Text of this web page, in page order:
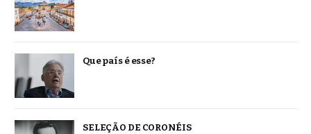
Que país é esse?
SELEÇÃO DE CORONÉIS